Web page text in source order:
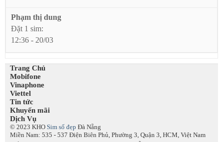
Phạm thị dung
Đặt 1 sim:
12:36 - 20/03
Trang Chủ
Mobifone
Vinaphone
Viettel
Tin tức
Khuyến mãi
Dịch Vụ
© 2023 KHO Sim số đẹp Đà Nẵng
Miền Nam: 535 - 537 Điện Biên Phủ, Phường 3, Quận 3, HCM, Việt Nam